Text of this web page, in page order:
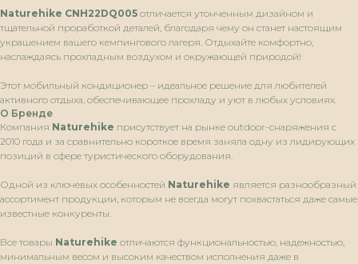
Naturehike CNH22DQ005 отличается утонченным дизайном и
тщательной проработкой деталей, благодаря чему он станет настоящим
украшением вашего кемпингового лагеря. Отдыхайте комфортно,
наслаждаясь прохладным воздухом и окружающей природой!
Этот мобильный кондиционер – идеальное решение для любителей
активного отдыха, обеспечивающее прохладу и уют в любых условиях.
О Бренде
Компания Naturehike присутствует на рынке outdoor-снаряжения с
2010 года и за сравнительно короткое время заняла одну из лидирующих
позиций в сфере туристического оборудования.
Одной из ключевых особенностей Naturehike является разнообразный
ассортимент продукции, которым не всегда могут похвастаться даже самые
известные конкуренты.
Все товары Naturehike отличаются функциональностью, надежностью,
минимальным весом и высоким качеством исполнения даже в